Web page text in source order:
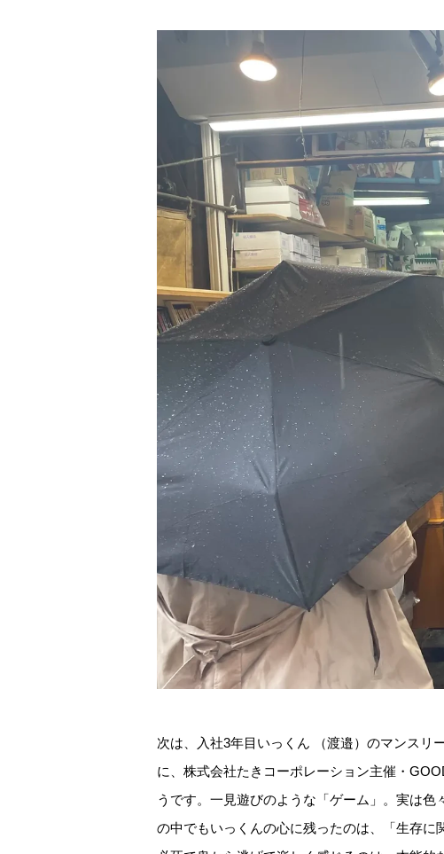
次は、入社3年目いっくん （渡邉）のマンスリ
に、株式会社たきコーポレーション主催・
うです。一見遊びのような「ゲーム」。実は
の中でもいっくんの心に残ったのは、「生存に